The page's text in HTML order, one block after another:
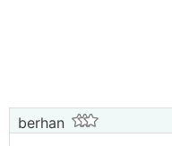
berhan